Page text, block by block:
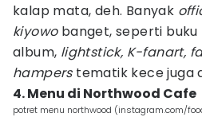
kalap mata, deh. Banyak
kiyowobanget, seperti buku
album, lightstick, K-fanart,
hamperstematik kece juga
4. Menu di Northwood Cafe
potret menu northwood (instagram.com/